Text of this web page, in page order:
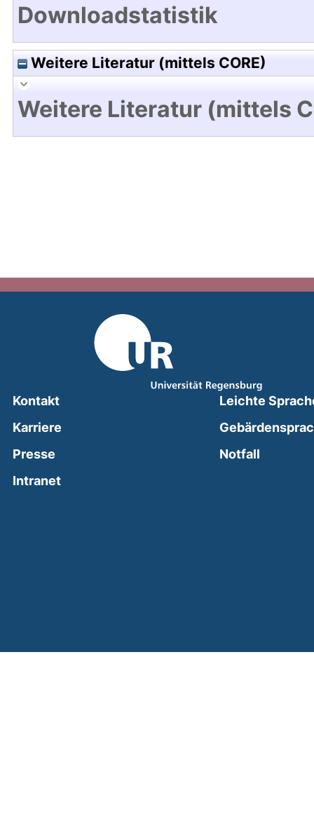
Downloadstatistik
Weitere Literatur (mittels CORE)
Weitere Literatur (mittels
Kontakt
Karriere
Presse
Intranet(external link, opens in a new window)
Leichte
Notfall